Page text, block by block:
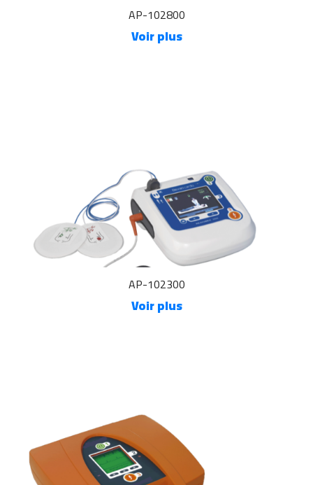
AP-102800
Voir plus
AP-102300
Voir plus